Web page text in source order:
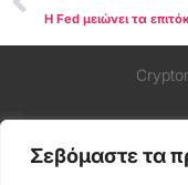
Σεβόμαστε τα